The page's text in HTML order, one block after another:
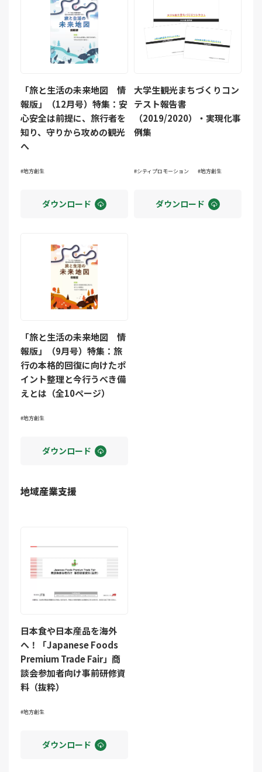
「旅と生活の未来地図 情
報版」（12月号）特集：安
心安全は前提に、旅行者を
知り、守りから攻めの観光
へ
地方創生
ダウンロード
大学生観光まちづくりコン
テスト報告書
（2019/2020）・実現化事
例集
シティプロモーション 地方創生
ダウンロード
「旅と生活の未来地図 情
報版」（9月号）特集：旅
行の本格的回復に向けたポ
イント整理と今行うべき備
えとは（全10ページ）
地方創生
ダウンロード
地域産業支援
日本食や日本産品を海外
へ！「Japanese Foods
Premium Trade Fair」商
談会参加者向け事前研修資
料（抜粋）
地方創生
ダウンロード